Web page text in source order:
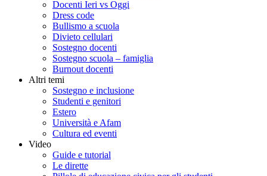
Docenti Ieri vs Oggi
Dress code
Bullismo a scuola
Divieto cellulari
Sostegno docenti
Sostegno scuola – famiglia
Burnout docenti
Altri temi
Sostegno e inclusione
Studenti e genitori
Estero
Università e Afam
Cultura ed eventi
Video
Guide e tutorial
Le dirette